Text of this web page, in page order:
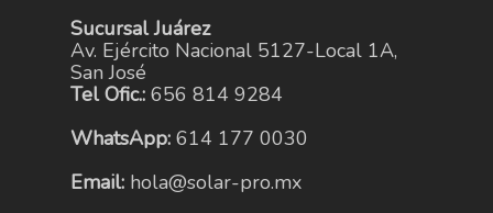
Sucursal Juárez
Av. Ejército Nacional 5127-Local 1A,
San José
Tel Ofic.: 656 814 9284
WhatsApp: 614 177 0030
Email: hola@solar-pro.mx